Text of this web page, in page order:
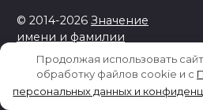
© 2014-2026 Значение
имени и фамилии
На сайте используются
статистической информации о
Используя данный веб-сайт
Продолжая использовать
обработку файлов cookie и c
персональных данных и